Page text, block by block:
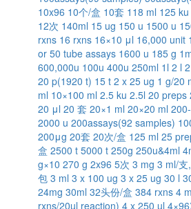
10x96 10个/盒 10套 118 ml 125 ku
12次 140ml 15 ug 150 u 1500 u
rxns 16 rxns 16×10 μl 16,000 unit
or 50 tube assays 1600 u 185 g
600,000u 100u 400u 250ml 1l 2 l
20 p(1920 t) 15 t 2 x 25 ug 1 g/20
ml 10×100 ml 2.5 ku 2.5l 20 preps
20 μl 20 套 20×1 ml 20×20 ml
2000 u 200assays(92 samples)
200μg 20套 20次/盒 125 ml 25
盒 2500 t 5000 t 250g 250u&4ml
g×10 270 g 2x96 5次 3 mg 3 ml/
包 3 ml 3 x 100 ug 3 x 25 ug 30 l
24mg 30ml 32头份/盒 384 rxns 4
rxns/20ul reaction) 4 x 250 ul